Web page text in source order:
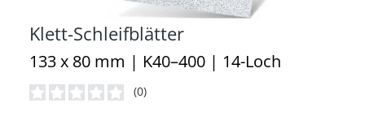
Klett-Schleifblätter
133 x 80 mm | K40–400 | 14-Loch
(0)